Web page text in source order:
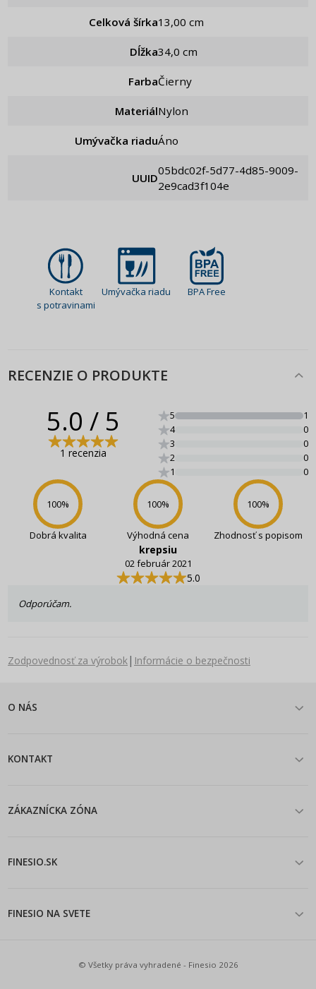
Celková šírka 13,00 cm
Dĺžka 34,0 cm
Farba Čierny
Materiál Nylon
Umývačka riadu Áno
UUID
05bdc02f-5d77-4d85-9009-
2e9cad3f104e
Kontakt
s potravinami
Umývačka riadu BPA Free
RECENZIE O PRODUKTE
5.0 / 5
1 recenzia
5
1
4
0
3
0
2
0
1
0
100%
Dobrá kvalita
100%
Výhodná cena
100%
Zhodnosť s popisom
krepsiu
02 február 2021
5.0
Odporúčam.
Zodpovednosť za výrobok| Informácie o bezpečnosti
O NÁS
KONTAKT
ZÁKAZNÍCKA ZÓNA
FINESIO.SK
FINESIO NA SVETE
© Všetky práva vyhradené - Finesio 2026